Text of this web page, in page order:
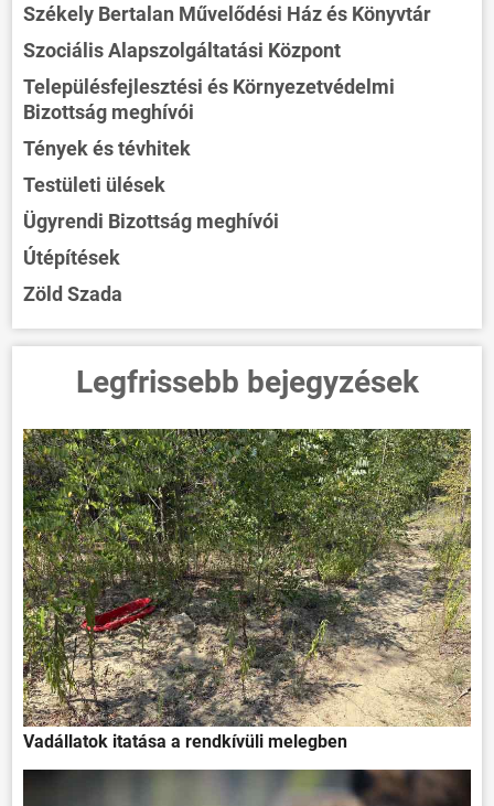
Székely Bertalan Művelődési Ház és Könyvtár
Szociális Alapszolgáltatási Központ
Településfejlesztési és Környezetvédelmi
Bizottság meghívói
Tények és tévhitek
Testületi ülések
Ügyrendi Bizottság meghívói
Útépítések
Zöld Szada
Legfrissebb bejegyzések
Vadállatok itatása a rendkívüli melegben